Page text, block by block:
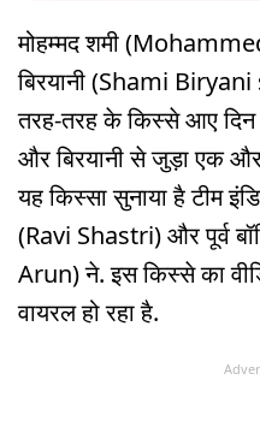
मोहम्मद शमी
बिरयानी (Shami
तरह-तरह के किस्से आए
और बिरयानी से जुड़ा एक
यह किस्सा सुनाया है टीम
(Ravi Shastri) और पूर्व
Arun) ने. इस किस्से का
वायरल हो रहा है.